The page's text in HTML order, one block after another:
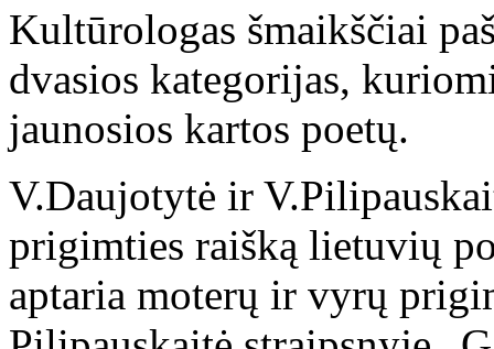
Kultūrologas šmaikščiai
dvasios kategorijas,
jaunosios kartos poetų.
V.Daujotytė ir
prigimties raišką lietuvių
aptaria moterų ir vyrų